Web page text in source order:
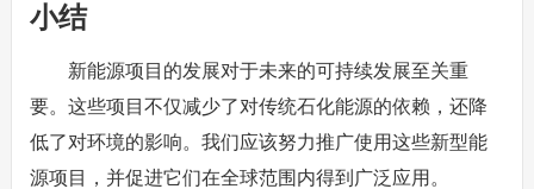
小结
新能源项目的发展对于未来的可持续发展至关重
要。这些项目不仅减少了对传统石化能源的依赖，还降
低了对环境的影响。我们应该努力推广使用这些新型能
源项目，并促进它们在全球范围内得到广泛应用。